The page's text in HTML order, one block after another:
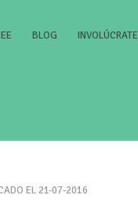
BLOG INVOLÚCRATE
EL 21-07-2016